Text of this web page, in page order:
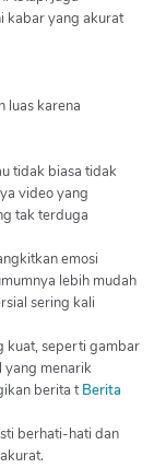
kabar yang akurat
luas karena
tidak biasa tidak
video yang
tak terduga
emosi
lebih mudah
sering kali
kuat, seperti gambar
yang menarik
berita tBerita
berhati-hati dan